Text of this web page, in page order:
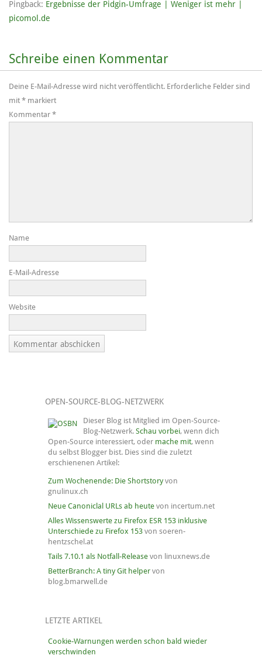
Pingback: Ergebnisse der Pidgin-Umfrage | Weniger ist mehr |
picomol.de
Schreibe einen Kommentar
Deine E-Mail-Adresse wird nicht veröffentlicht. Erforderliche Felder sind
mit * markiert
Kommentar *
Name
E-Mail-Adresse
Website
OPEN-SOURCE-BLOG-NETZWERK
Dieser Blog ist Mitglied im Open-Source-
Blog-Netzwerk. Schau vorbei, wenn dich
Open-Source interessiert, oder mache mit, wenn
du selbst Blogger bist. Dies sind die zuletzt
erschienenen Artikel:
Zum Wochenende: Die Shortstoryvon
gnulinux.ch
Neue Canoniclal URLs ab heutevon incertum.net
Alles Wissenswerte zu Firefox ESR 153 inklusive
Unterschiede zu Firefox 153von soeren-
hentzschel.at
Tails 7.10.1 als Notfall-Releasevon linuxnews.de
BetterBranch: A tiny Git helpervon
blog.bmarwell.de
LETZTE ARTIKEL
Cookie-Warnungen werden schon bald wieder
verschwinden